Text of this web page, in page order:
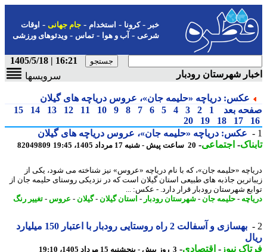
-کرونا-استخدام- جام جهانی-اوقات
شرعی-آب و هوا-تماس-ویدئوهای ورزشی
16:21 | 1405/5/18
شهرستان رودبار
سرویسها
عکس: دریاچه «حلیمه جان»، عروس دریاچه های گیلان
بعد
1
2
3
4
5
6
7
8
9
10
11
12
13
14
15
17
18
19
20
عکس: دریاچه «حلیمه جان»، عروس دریاچه های گیلان
-اجتماعی-20 ساعت پیش - شنبه 17 مرداد 1405، 19:45 82049809
«حلیمه جان»، که با نام دریاچه «عروس» نیز شناخته می شود، یکی از
جاذبه های طبیعی استان گیلان است که در نزدیکی روستای حلیمه جان از
شهرستان رودبار قرار دارد. - عکس: ...
-حلیمه جان -شهرستان رودبار-استان گیلان-گیلان-عروس -تغییر رنگ
بهسازی و آسفالت 2 راه روستایی رودبار با اعتبار 150 میلیارد
نیوز-اقتصادی-3 روز پیش - پنجشنبه 15 مرداد 1405، 19:10